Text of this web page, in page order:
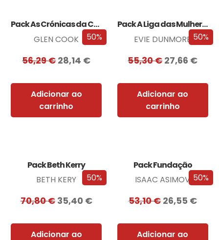
50%
Pack As Crónicas da Companhia Negra
GLEN COOK
56,29€28,14 €
Adicionar ao
carrinho
50%
Pack A Liga das Mulheres Extraordinárias
EVIE DUNMORE
55,30€27,66 €
Adicionar ao
carrinho
50%
Pack Beth Kerry
BETH KERY
70,80€ 35,40 €
Adicionar ao
50%
Pack Fundação
ISAAC ASIMOV
53,10€ 26,55 €
Adicionar ao